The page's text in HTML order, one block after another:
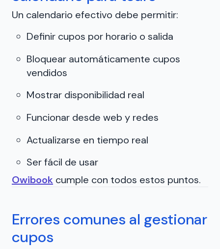
Un calendario efectivo debe permitir:
Definir cupos por horario o salida
Bloquear automáticamente cupos
vendidos
Mostrar disponibilidad real
Funcionar desde web y redes
Actualizarse en tiempo real
Ser fácil de usar
Owibook cumple con todos estos puntos.
Errores comunes al gestionar
cupos